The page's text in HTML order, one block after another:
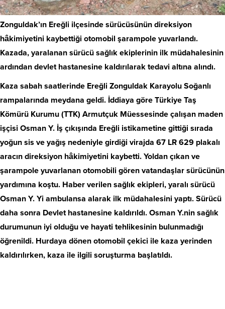
Zonguldak’ın Ereğli ilçesinde sürücüsünün direksiyon
hâkimiyetini kaybettiği otomobil şarampole yuvarlandı.
Kazada, yaralanan sürücü sağlık ekiplerinin ilk müdahalesinin
ardından devlet hastanesine kaldırılarak tedavi altına alındı.
Kaza sabah saatlerinde Ereğli Zonguldak Karayolu Soğanlı
rampalarında meydana geldi. İddiaya göre Türkiye Taş
Kömürü Kurumu (TTK) Armutçuk Müessesinde çalışan maden
işçisi Osman Y. İş çıkışında Ereğli istikametine gittiği sırada
yoğun sis ve yağış nedeniyle girdiği virajda 67 LR 629 plakalı
aracın direksiyon hâkimiyetini kaybetti. Yoldan çıkan ve
şarampole yuvarlanan otomobili gören vatandaşlar sürücünün
yardımına koştu. Haber verilen sağlık ekipleri, yaralı sürücü
Osman Y. Yi ambulansa alarak ilk müdahalesini yaptı. Sürücü
daha sonra Devlet hastanesine kaldırıldı. Osman Y.nin sağlık
durumunun iyi olduğu ve hayati tehlikesinin bulunmadığı
öğrenildi. Hurdaya dönen otomobil çekici ile kaza yerinden
kaldırılırken, kaza ile ilgili soruşturma başlatıldı.